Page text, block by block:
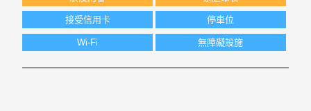
接受信用卡 停車位
Wi-Fi 無障礙設施